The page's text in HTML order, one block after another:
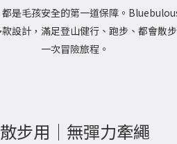
是毛孩安全的第一道保障。
設計，滿足登山健行、跑步、都會散
一次冒險旅程。
散步用｜無彈力牽繩